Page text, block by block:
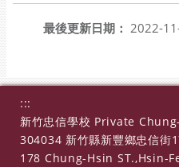
最後更新日期： 2022-
:::
新竹忠信學校 Private
304034 新竹縣新豐鄉忠信街
178 Chung-Hsin ST.,Hsin-